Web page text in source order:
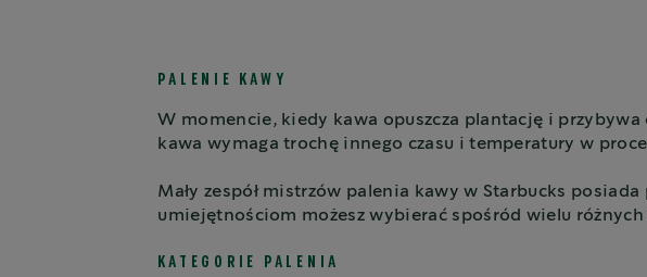
PALENIE KAWY
W momencie, kiedy kawa opuszcza plantację i
kawa wymaga trochę innego czasu i temperatury w
Mały zespół mistrzów palenia kawy w Starbucks
umiejętnościom możesz wybierać spośród wielu
KATEGORIE PALENIA